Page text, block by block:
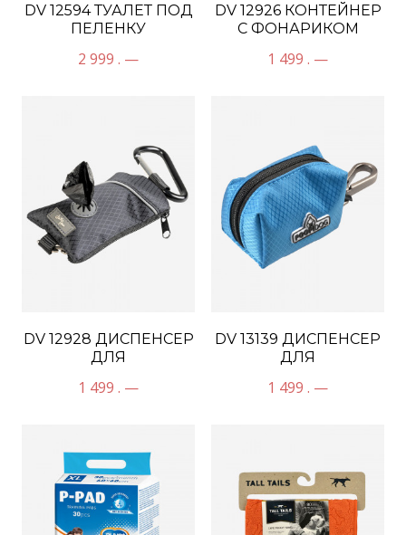
DV 12594 ТУАЛЕТ ПОД
ПЕЛЕНКУ
2 999 . —
DV 12926 КОНТЕЙНЕР
С ФОНАРИКОМ
1 499 . —
DV 12928 ДИСПЕНСЕР
ДЛЯ
ПАКЕТОВ
1 499 . —
DV 13139 ДИСПЕНСЕР
ДЛЯ
ПАКЕТОВ
1 499 . —